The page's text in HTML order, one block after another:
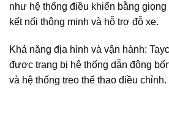
như hệ thống điều khiển bằng
kết nối thông minh và hỗ trợ đỗ xe.
Khả năng địa hình và vận hành:
được trang bị hệ thống dẫn động
và hệ thống treo thể thao điều chỉnh.